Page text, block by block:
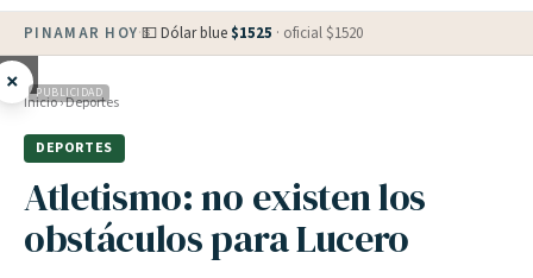
PINAMAR HOY·💵 Dólar blue $1525 · oficial $1520
× PUBLICIDAD
Inicio›Deportes
DEPORTES
Atletismo: no existen los
obstáculos para Lucero